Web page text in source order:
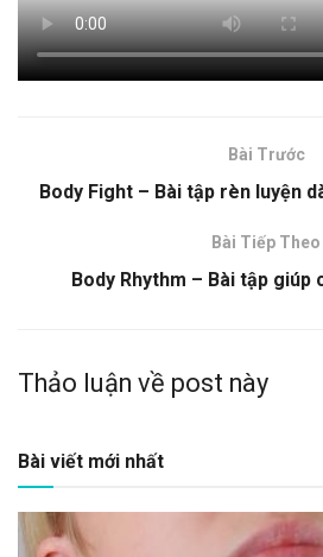
Bài Trước
Body Fight – Bài tập rèn luyện
Bài Tiếp Theo
Body Rhythm – Bài tập giúp
Thảo luận về post này
Bài viết mới nhất